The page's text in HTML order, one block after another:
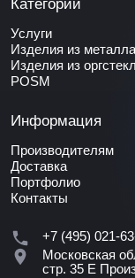
Категории
Услуги
Изделия из металла
Изделия из
POSM
Информация
Производителям
Доставка
Портфолио
Контакты
+7 (495) 021-
Московская
стр. 35 Е